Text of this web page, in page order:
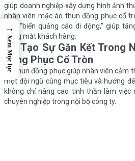
giúp doanh nghiệp xây dựng hình ảnh
nhân viên mặc áo thun đồng phục cổ
một “biển quảng cáo di động,” giúp
trong mắt khách hàng.
3.2 Tạo Sự Gắn Kết Trong
Đồng Phục Cổ Tròn
Áo thun đồng phục giúp nhân viên cảm
một đội ngũ cùng mục tiêu và hướng
không chỉ nâng cao tinh thần làm
chuyên nghiệp trong nội bộ công ty.
→
Xem Mục lục